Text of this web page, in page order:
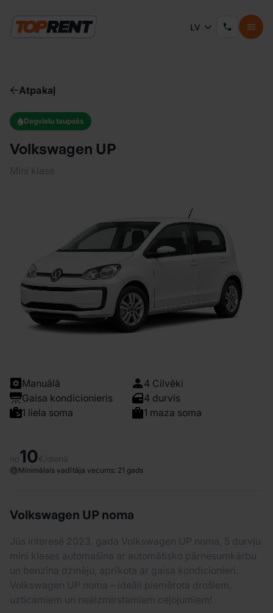
LV
Atpakaļ
Degvielu taupošs
Volkswagen UP
Mini klase
Manuālā
4 Cilvēki
Gaisa kondicionieris
4 durvis
1 liela soma
1 maza soma
no10€/dienā
Minimālais vadītāja vecums: 21 gads
Volkswagen UP noma
Jūs interesē 2023. gada Volkswagen UP noma, 5 durvju
mini klases automašīna ar automātisko pārnesumkārbu
un benzīna dzinēju, aprīkota ar gaisa kondicionieri.
Volkswagen UP noma – ideāli piemērota drošiem,
uzticamiem un neaizmirstamiem ceļojumiem!